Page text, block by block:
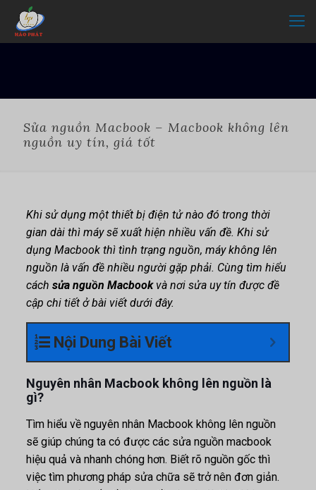
Sửa nguồn Macbook – Macbook không lên
nguồn uy tín, giá tốt
Khi sử dụng một thiết bị điện tử nào đó trong thời
gian dài thì máy sẽ xuất hiện nhiều vấn đề. Khi sử
dụng Macbook thì tình trạng nguồn, máy không lên
nguồn là vấn đề nhiều người gặp phải. Cùng tìm hiểu
cách sửa nguồn Macbookvà nơi sửa uy tín được đề
cập chi tiết ở bài viết dưới đây.
Nội Dung Bài Viết
Nguyên nhân Macbook không lên nguồn là
gì?
Tìm hiểu về nguyên nhân Macbook không lên nguồn
sẽ giúp chúng ta có được các sửa nguồn macbook
hiệu quả và nhanh chóng hơn. Biết rõ nguồn gốc thì
việc tìm phương pháp sửa chữa sẽ trở nên đơn giản.